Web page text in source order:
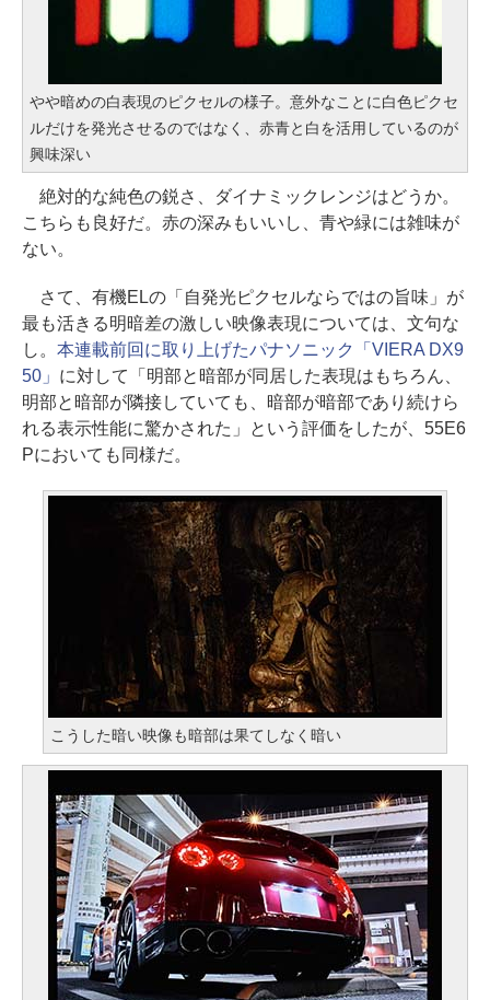
やや暗めの白表現のピクセルの様子。意外なことに白色ピクセ
ルだけを発光させるのではなく、赤青と白を活用しているのが
興味深い
絶対的な純色の鋭さ、ダイナミックレンジはどうか。
こちらも良好だ。赤の深みもいいし、青や緑には雑味が
ない。
さて、有機ELの「自発光ピクセルならではの旨味」が
最も活きる明暗差の激しい映像表現については、文句な
し。 本連載前回に取り上げたパナソニック「VIERA DX9
50」 に対して「明部と暗部が同居した表現はもちろん、
明部と暗部が隣接していても、暗部が暗部であり続けら
れる表示性能に驚かされた」という評価をしたが、55E6
Pにおいても同様だ。
こうした暗い映像も暗部は果てしなく暗い